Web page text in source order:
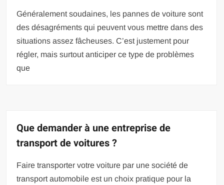
Généralement soudaines, les pannes de voiture sont
des désagréments qui peuvent vous mettre dans des
situations assez fâcheuses. C’est justement pour
régler, mais surtout anticiper ce type de problèmes
que
Que demander à une entreprise de
transport de voitures ?
Faire transporter votre voiture par une société de
transport automobile est un choix pratique pour la